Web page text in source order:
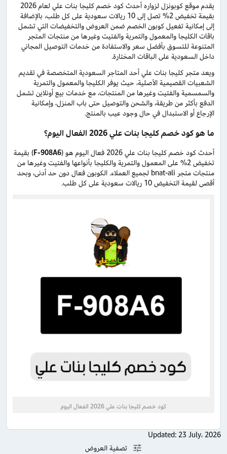
يقدم موقع كوبونزل لزواره أحدث كود خصم كليجا بنات علي لعام 2026
بقيمة تخفيض 2% تصل إلى 10 ريالات سعودية على كل طلب، بالإضافة
إلى إمكانية تفعيل كوبون الخصم ضمن العروض والتخفيضات التي تشمل
باقات الكليجا والمعمول والتمرية والفتيت وغيرها من منتجات المتجر
المتنوعة للتسوق بأفضل سعر والاستفادة من خدمات التوصيل المجاني
داخل السعودية على الباقات المختارة.
ويعد متجر كليجا بنات علي أحد المتاجر السعودية المتخصصة في تقديم
الشعبيات القصيمية الأصلية، حيث يوفر الكليجا والمعمول والتمرية
والسمسمية والفتيت وغيرها من المنتجات، مع خدمات بيع أونلاين تشمل
الدفع بأكثر من طريقة، والشحن والتوصيل حتى باب المنزل، وإمكانية
الإرجاع أو الاستبدال في حال وجود عيب بالمنتج.
ما هو كود خصم كليجا بنات علي 2026 الفعال اليوم؟
أحدث كود خصم كليجا بنات علي 2026 فعال اليوم هو ( F-908A6) بقيمة
تخفيض 2% على المعمول والتمرية والكليجا بأنواعها والفتيت وغيرها من
منتجات متجر bnat-ali لجميع العملاء. الكوبون فعال دون حد أدنى، وبحد
أقصى لقيمة التخفيض 10 ريالات سعودية على كل طلب.
كود خصم كليجا بنات علي 2026 الفعال اليوم
Updated: 23 July، 2026
تصفية العروض